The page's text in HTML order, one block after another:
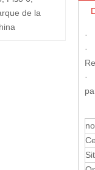
de la
·
·
·